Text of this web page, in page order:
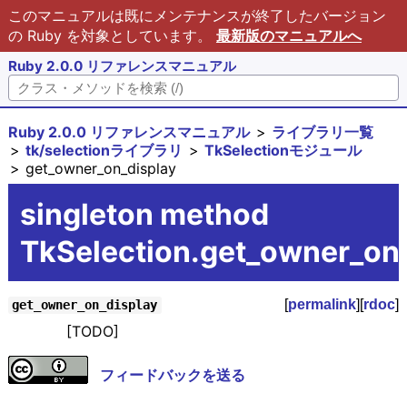
このマニュアルは既にメンテナンスが終了したバージョン
の Ruby を対象としています。 最新版のマニュアルへ
Ruby 2.0.0 リファレンスマニュアル
Ruby 2.0.0 リファレンスマニュアル
ライブラリ一覧
tk/selectionライブラリ
TkSelectionモジュール
get_owner_on_display
singleton method
get_owner_on_display [permalink][rdoc]
[TODO]
フィードバックを送る